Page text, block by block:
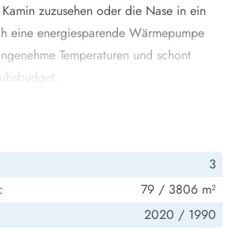
zuzusehen oder die Nase in ein
eine energiesparende Wärmepumpe
Temperaturen und schont
Terrasse und Badetonne
und teilweise überdachte Terrasse,
und guten Gartenmöbeln sowie einem
zu vielen Stunden an der frischen
3
79 / 3806 m²
2020 / 1990